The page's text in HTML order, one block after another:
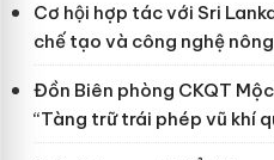
Cơ hội hợp tác với Sri
chế tạo và công nghệ
Đồn Biên phòng CKQT
“Tàng trữ trái phép vũ khí